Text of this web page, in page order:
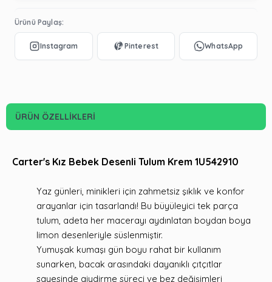
Ürünü Paylaş:
ÜRÜN ÖZELLIKLERI
Carter's Kız Bebek Desenli Tulum Krem 1U542910
Yaz günleri, minikleri için zahmetsiz şıklık ve konfor
arayanlar için tasarlandı! Bu büyüleyici tek parça
tulum, adeta her macerayı aydınlatan boydan boya
limon desenleriyle süslenmiştir.
Yumuşak kumaşı gün boyu rahat bir kullanım
sunarken, bacak arasındaki dayanıklı çıtçıtlar
sayesinde giydirme süreci ve bez değişimleri